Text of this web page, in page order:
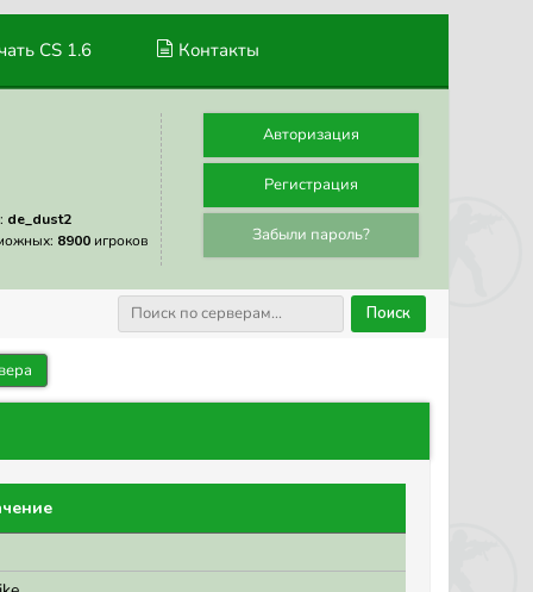
CS 1.6 Контакты
de_dust2
8900 игроков
Авторизация
Регистрация
Забыли пароль?
Поиск